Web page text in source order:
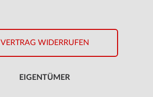
VERTRAG WIDERRUFEN
EIGENTÜMER